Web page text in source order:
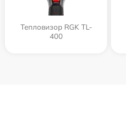
Тепловизор RGK TL-
400